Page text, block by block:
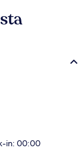
in: 00:00